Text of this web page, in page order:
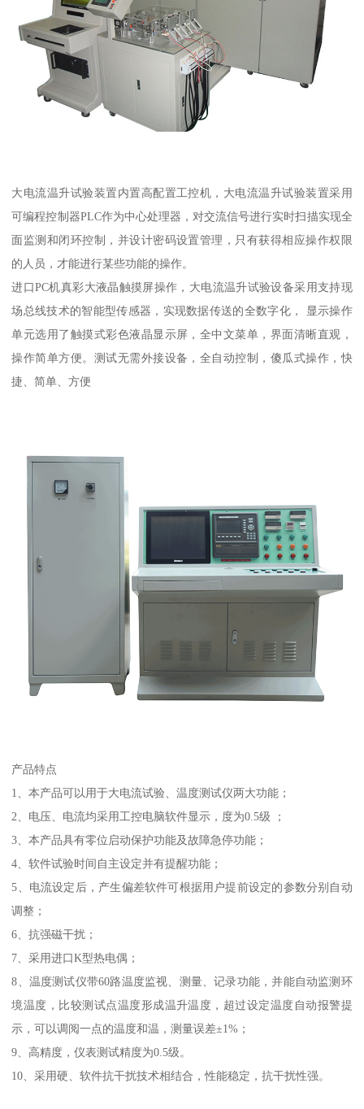
大电流温升试验装置内置高配置工控机，大电流温升试验装置采用
可编程控制器PLC作为中心处理器，对交流信号进行实时扫描实现全
面监测和闭环控制，并设计密码设置管理，只有获得相应操作权限
的人员，才能进行某些功能的操作。
进口PC机真彩大液晶触摸屏操作，大电流温升试验设备采用支持现
场总线技术的智能型传感器，实现数据传送的全数字化， 显示操作
单元选用了触摸式彩色液晶显示屏，全中文菜单，界面清晰直观，
操作简单方便。测试无需外接设备，全自动控制，傻瓜式操作，快
捷、简单、方便
产品特点
1、本产品可以用于大电流试验、温度测试仪两大功能；
2、电压、电流均采用工控电脑软件显示，度为0.5级 ；
3、本产品具有零位启动保护功能及故障急停功能；
4、软件试验时间自主设定并有提醒功能；
5、电流设定后，产生偏差软件可根据用户提前设定的参数分别自动
调整；
6、抗强磁干扰；
7、采用进口K型热电偶；
8、温度测试仪带60路温度监视、测量、记录功能，并能自动监测环
境温度，比较测试点温度形成温升温度，超过设定温度自动报警提
示，可以调阅一点的温度和温，测量误差±1%；
9、高精度，仪表测试精度为0.5级。
10、采用硬、软件抗干扰技术相结合，性能稳定，抗干扰性强。